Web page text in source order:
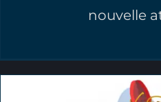
nouvelle